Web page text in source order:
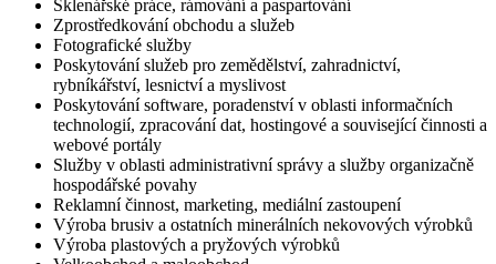
Sklenářské práce, rámování a paspartování
Zprostředkování obchodu a služeb
Fotografické služby
Poskytování služeb pro zemědělství, zahradnictví,
rybníkářství, lesnictví a myslivost
Poskytování software, poradenství v oblasti informačních
technologií, zpracování dat, hostingové a související činnosti a
webové portály
Služby v oblasti administrativní správy a služby organizačně
hospodářské povahy
Reklamní činnost, marketing, mediální zastoupení
Výroba brusiv a ostatních minerálních nekovových výrobků
Výroba plastových a pryžových výrobků